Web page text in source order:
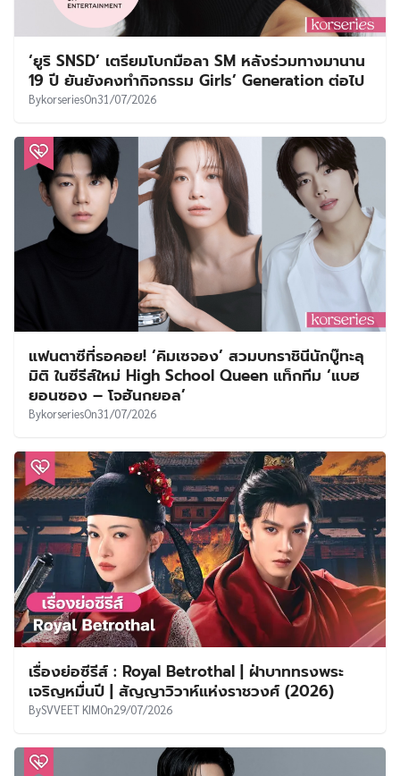
‘ยูริ SNSD’ เตรียมโบกมือลา SM หลังร่วมทางมานาน
19 ปี ยันยังคงทำกิจกรรม Girls’ Generation ต่อไป
BykorseriesOn31/07/2026
แฟนตาซีที่รอคอย! ‘คิมเซจอง’ สวมบทราชินีนักบู๊ทะลุ
มิติ ในซีรีส์ใหม่ High School Queen แท็กทีม ‘แบฮ
ยอนซอง – โจฮันกยอล’
BykorseriesOn31/07/2026
เรื่องย่อซีรีส์ : Royal Betrothal | ฝ่าบาททรงพระ
เจริญหมื่นปี | สัญญาวิวาห์แห่งราชวงศ์ (2026)
BySVVEET KIMOn29/07/2026